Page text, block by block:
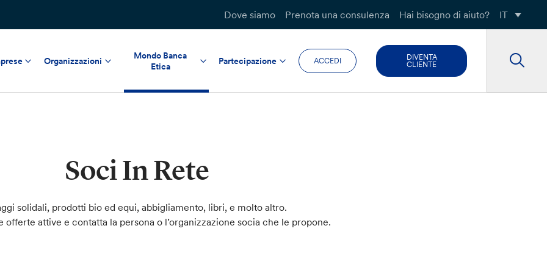
Dove siamo Prenota una consulenza Hai bisogno di aiuto? IT
Organizzazioni
Mondo Banca
Etica
Partecipazione ACCEDI
DIVENTA
CLIENTE
Soci In Rete
solidali, prodotti bio ed equi, abbigliamento, libri, e molto altro.
offerte attive e contatta la persona o l’organizzazione socia che le propone.